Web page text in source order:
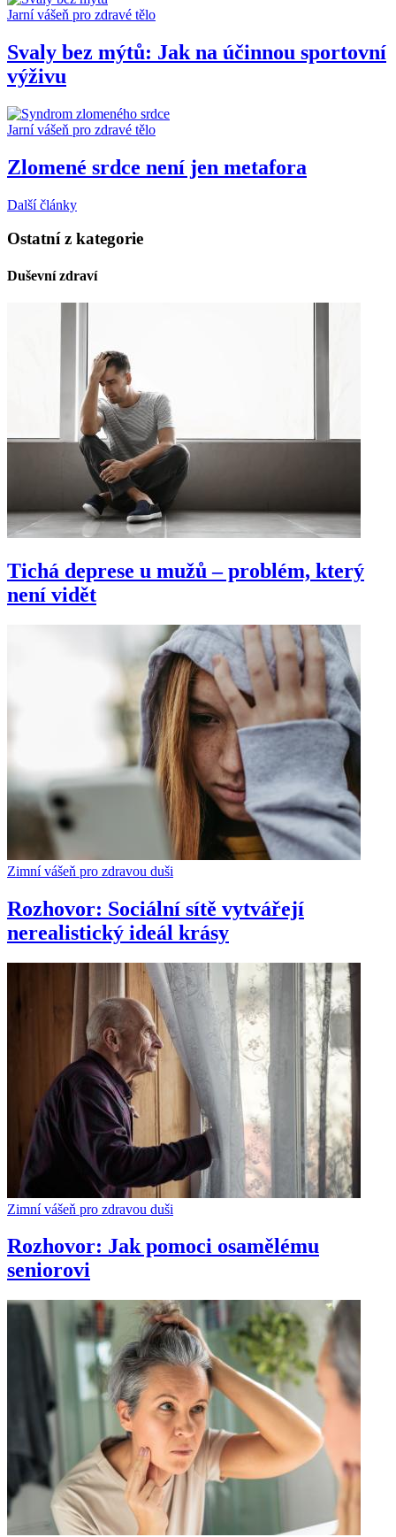
Jarní vášeň pro zdravé tělo
Svaly bez mýtů: Jak na účinnou sportovní
výživu
Jarní vášeň pro zdravé tělo
Zlomené srdce není jen metafora
Další články
Ostatní z kategorie
Duševní zdraví
Tichá deprese u mužů – problém, který
není vidět
Zimní vášeň pro zdravou duši
Rozhovor: Sociální sítě vytvářejí
nerealistický ideál krásy
Zimní vášeň pro zdravou duši
Rozhovor: Jak pomoci osamělému
seniorovi